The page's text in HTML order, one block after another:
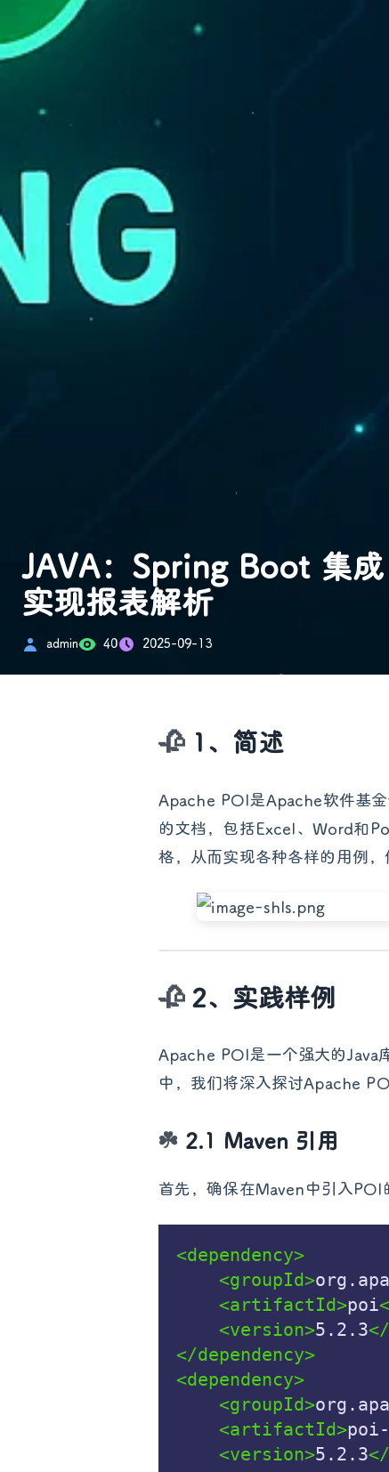
JAVA：Spring Boot 集
实现报表解析
admin 40 2025-09-13
1、简述
Apache POI是Apache软件基
的文档，包括Excel、Word和
格，从而实现各种各样的用例
2、实践样例
Apache POI是一个强大的
中，我们将深入探讨Apache
2.1 Maven 引用
首先，确保在Maven中引入POI
<dependency>
<groupId>
<artifactId>poi
<version>5.2.3
</dependency>
<dependency>
<groupId>
<artifactId>poi-
<version>5.2.3